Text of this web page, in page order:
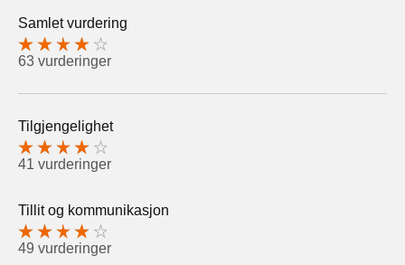
Samlet vurdering
63 vurderinger
Tilgjengelighet
41 vurderinger
Tillit og kommunikasjon
49 vurderinger